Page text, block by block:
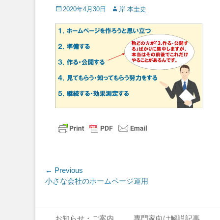
Posted
2020年4月30日 Author
岸 本圭史
投
稿
← Previous
Previous
小さな会社のホームページ運用
Footer Menu
お知らせ・ご案内 専門家向け解説記事